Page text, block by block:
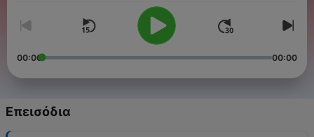
00:00 00:00
Επεισόδια